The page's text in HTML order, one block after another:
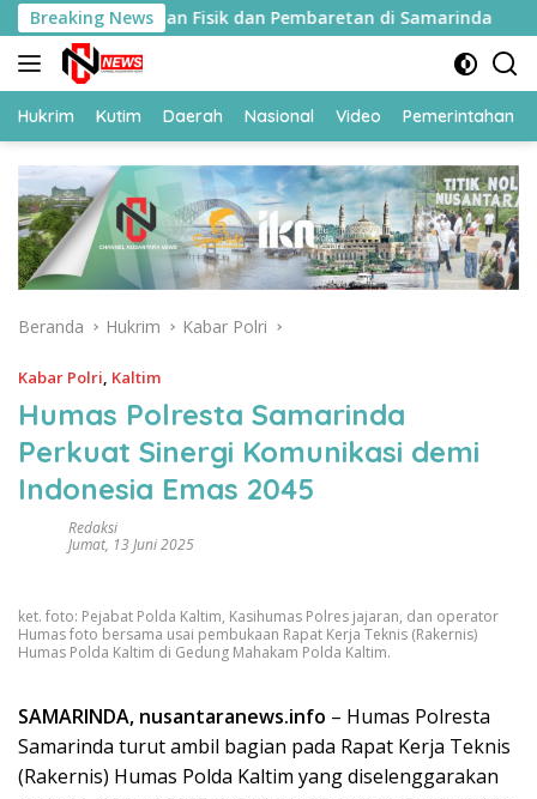
Langsung
ke
konten
Breaking News
Pembinaan Fisik dan Pembaretan di Samarinda
Hukrim Kutim Daerah Nasional Video Pemerintahan
Beranda Hukrim Kabar Polri
Kabar Polri, Kaltim
Humas Polresta Samarinda
Perkuat Sinergi Komunikasi demi
Indonesia Emas 2045
Redaksi
Jumat, 13 Juni 2025
ket. foto: Pejabat Polda Kaltim, Kasihumas Polres jajaran, dan operator
Humas foto bersama usai pembukaan Rapat Kerja Teknis (Rakernis)
Humas Polda Kaltim di Gedung Mahakam Polda Kaltim.
SAMARINDA, nusantaranews.info – Humas Polresta
Samarinda turut ambil bagian pada Rapat Kerja Teknis
(Rakernis) Humas Polda Kaltim yang diselenggarakan